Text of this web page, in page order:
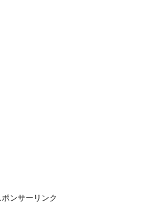
ポンサーリンク